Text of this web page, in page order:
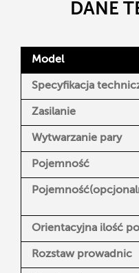
DANE
Model
Specyfikacja
Zasilanie
Wytwarzanie pary
Pojemność
Pojemność
Orientacyjna ilość
Rozstaw prowadnic